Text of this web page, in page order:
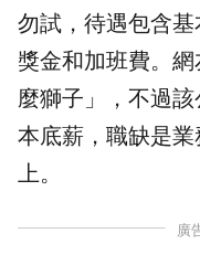
勿試，待遇包含基
獎金和加班費。
麼獅子」，不過
本底薪，職缺是
上。
廣